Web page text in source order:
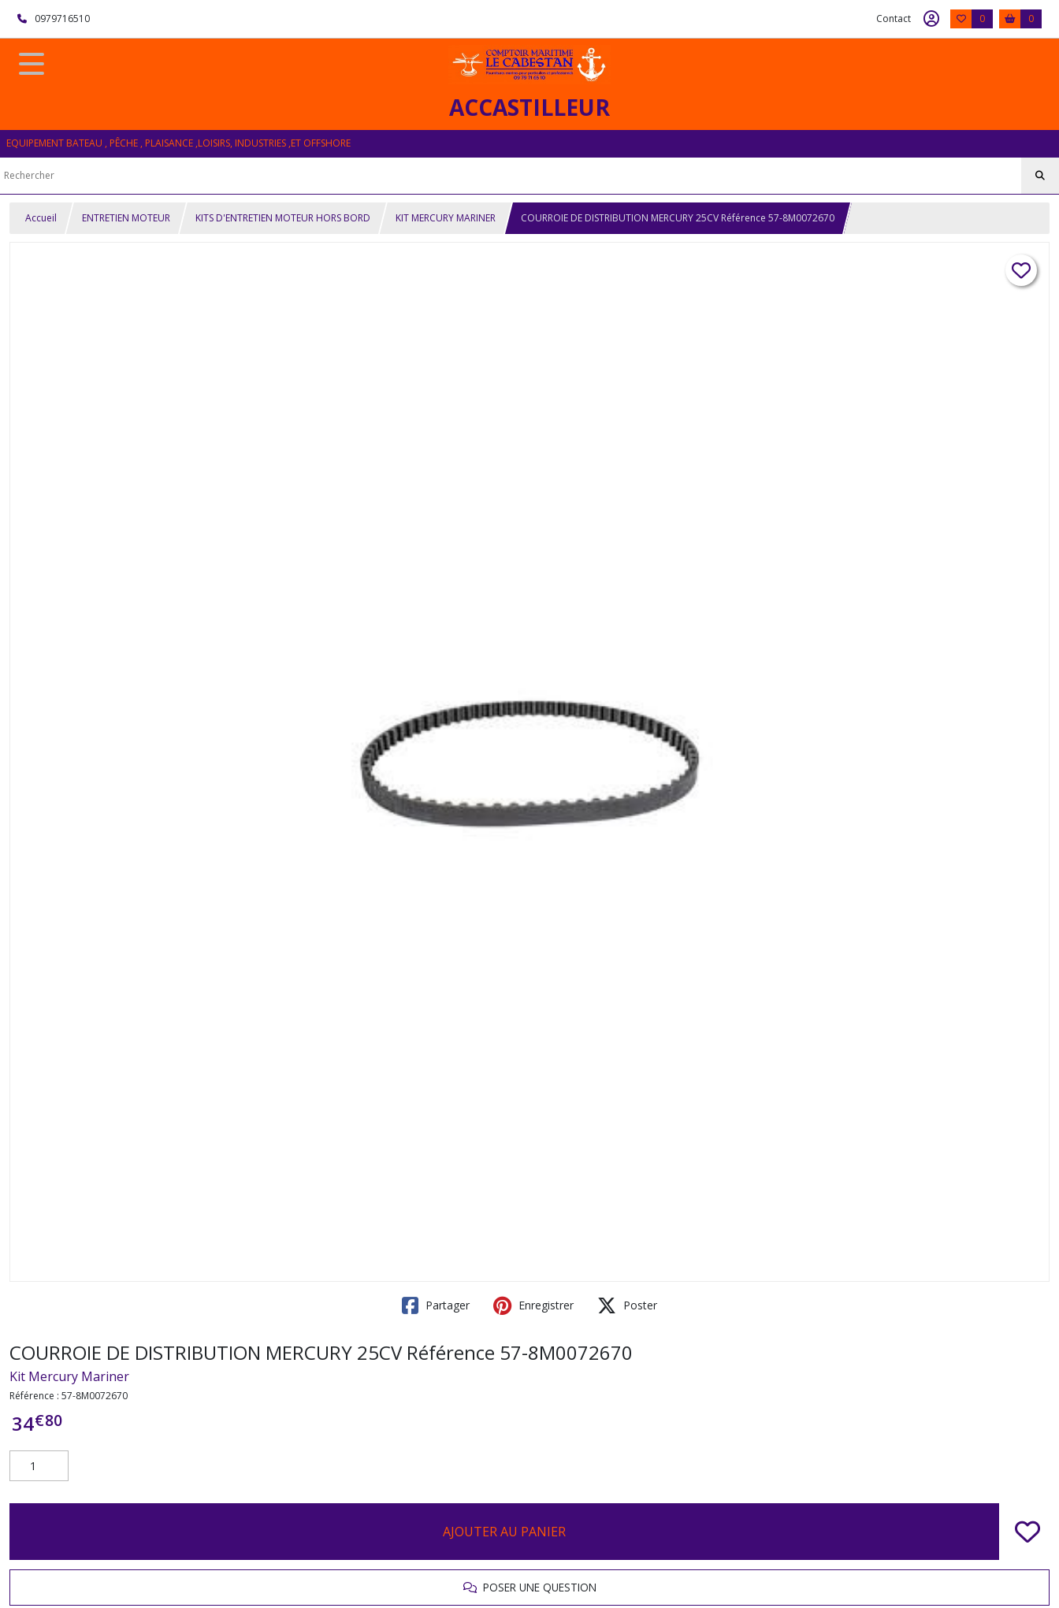
0979716510 Contact 0 0
ACCASTILLEUR
EQUIPEMENT BATEAU , PÊCHE , PLAISANCE ,LOISIRS, INDUSTRIES ,ET OFFSHORE
Accueil ENTRETIEN MOTEUR KITS D'ENTRETIEN MOTEUR HORS BORD KIT MERCURY MARINER COURROIE DE DISTRIBUTION MERCURY 25CV Référence 57-8M0072670
Partager Enregistrer Poster
COURROIE DE DISTRIBUTION MERCURY 25CV Référence 57-8M0072670
Kit Mercury Mariner
Référence : 57-8M0072670
34€80
AJOUTER AU PANIER
POSER UNE QUESTION